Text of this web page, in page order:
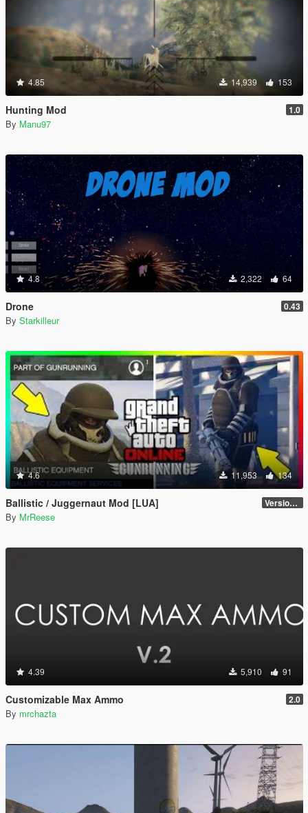
4.85 14,939 153
Hunting Mod 1.0
By Manu97
4.8 2,322 64
Drone 0.43
By Starkilleur
4.6 11,953 134
Ballistic / Juggernaut Mod [LUA] Version 6.0
By MrReese
4.39 5,910 91
Customizable Max Ammo 2.0
By mrchazta